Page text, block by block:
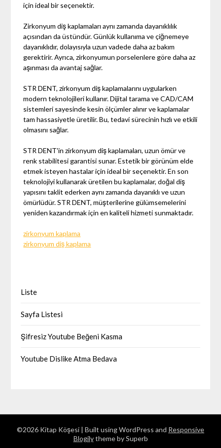
için ideal bir seçenektir.
Zirkonyum diş kaplamaları aynı zamanda dayanıklılık
açısından da üstündür. Günlük kullanıma ve çiğnemeye
dayanıklıdır, dolayısıyla uzun vadede daha az bakım
gerektirir. Ayrıca, zirkonyumun porselenlere göre daha az
aşınması da avantaj sağlar.
STR DENT, zirkonyum diş kaplamalarını uygularken
modern teknolojileri kullanır. Dijital tarama ve CAD/CAM
sistemleri sayesinde kesin ölçümler alınır ve kaplamalar
tam hassasiyetle üretilir. Bu, tedavi sürecinin hızlı ve etkili
olmasını sağlar.
STR DENT'in zirkonyum diş kaplamaları, uzun ömür ve
renk stabilitesi garantisi sunar. Estetik bir görünüm elde
etmek isteyen hastalar için ideal bir seçenektir. En son
teknolojiyi kullanarak üretilen bu kaplamalar, doğal diş
yapısını taklit ederken aynı zamanda dayanıklı ve uzun
ömürlüdür. STR DENT, müşterilerine gülümsemelerini
yeniden kazandırmak için en kaliteli hizmeti sunmaktadır.
zirkonyum kaplama
zirkonyum diş kaplama
Liste
Sayfa Listesi
Şifresiz Youtube Beğeni Kasma
Youtube Dislike Atma Bedava
©2026 Kitap Köşesi | Built using WordPress and Responsive
Blogilytheme by Superb